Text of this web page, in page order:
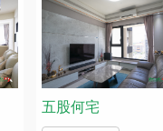
五股何宅